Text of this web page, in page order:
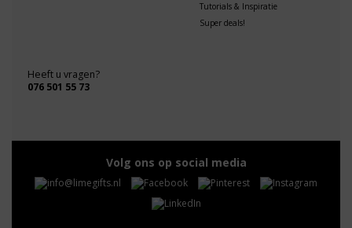
Tutorials & Inspiratie
Super deals!
Heeft u vragen?
076 501 55 73
Volg ons op social media